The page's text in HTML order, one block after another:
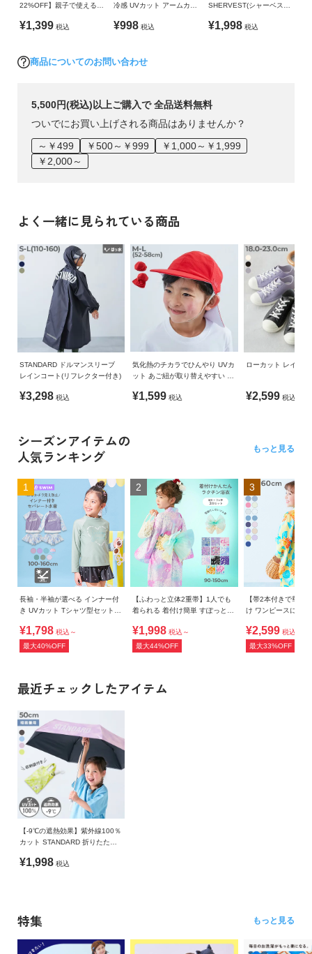
22%OFF】親子で使える
ャブル キャップ
¥1,399 税込
冷感 UVカット アームカバ
¥998 税込
SHERVEST(シャーベスト)
冷やせる メッシュベスト
¥1,998 税込
商品についてのお問い合わせ
5,500円(税込)以上ご購入で 全品送料無料
ついでにお買い上げされる商品はありませんか？
～￥499
￥500～￥999
￥1,000～￥1,999
￥2,000～
よく一緒に見られている商品
STANDARD ドルマンスリーブ
レインコート(リフレクター付き)
¥3,298 税込
気化熱のチカラでひんやり UVカ
ット あご紐が取り替えやすい 形
き)
¥1,599 税込
ローカット レイン
¥2,599 税込
シーズンアイテムの
人気ランキング
もっと見る
1
長袖・半袖が選べる インナー付
き UVカット Tシャツ型セットア
¥1,798 税込～
最大40%OFF
2
【ふわっと立体2重帯】1人でも
着られる 着付け簡単 すぽっと
¥1,998 税込～
最大44%OFF
3
【帯2本付きで華や
け ワンピースにも
¥2,599 税込～
最大33%OFF
最近チェックしたアイテム
【-9℃の遮熱効果】紫外線100％
カット STANDARD 折りたたみ
¥1,998 税込
特集 もっと見る